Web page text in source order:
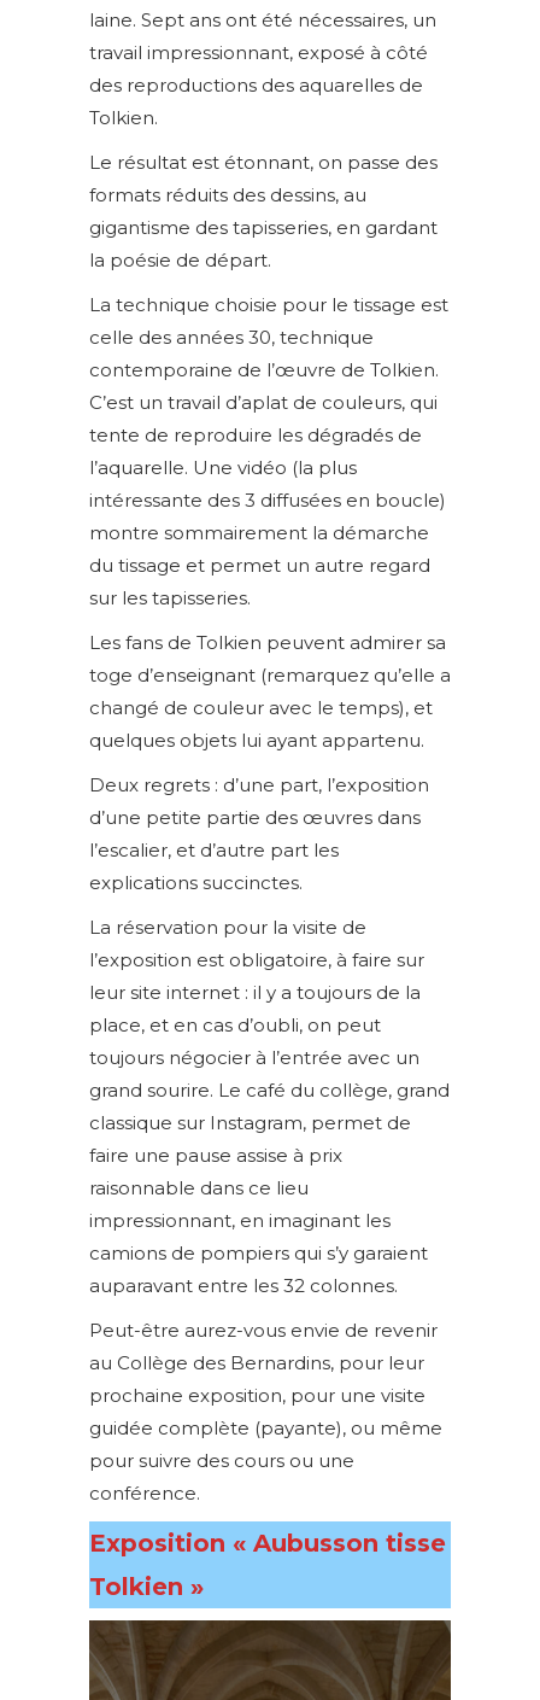
laine. Sept ans ont été nécessaires, un
travail impressionnant, exposé à côté
des reproductions des aquarelles de
Tolkien.
Le résultat est étonnant, on passe des
formats réduits des dessins, au
gigantisme des tapisseries, en gardant
la poésie de départ.
La technique choisie pour le tissage est
celle des années 30, technique
contemporaine de l’œuvre de Tolkien.
C’est un travail d’aplat de couleurs, qui
tente de reproduire les dégradés de
l’aquarelle. Une vidéo (la plus
intéressante des 3 diffusées en boucle)
montre sommairement la démarche
du tissage et permet un autre regard
sur les tapisseries.
Les fans de Tolkien peuvent admirer sa
toge d’enseignant (remarquez qu’elle a
changé de couleur avec le temps), et
quelques objets lui ayant appartenu.
Deux regrets : d’une part, l’exposition
d’une petite partie des œuvres dans
l’escalier, et d’autre part les
explications succinctes.
La réservation pour la visite de
l’exposition est obligatoire, à faire sur
leur site internet : il y a toujours de la
place, et en cas d’oubli, on peut
toujours négocier à l’entrée avec un
grand sourire. Le café du collège, grand
classique sur Instagram, permet de
faire une pause assise à prix
raisonnable dans ce lieu
impressionnant, en imaginant les
camions de pompiers qui s’y garaient
auparavant entre les 32 colonnes.
Peut-être aurez-vous envie de revenir
au Collège des Bernardins, pour leur
prochaine exposition, pour une visite
guidée complète (payante), ou même
pour suivre des cours ou une
conférence.
Exposition « Aubusson tisse
Tolkien »